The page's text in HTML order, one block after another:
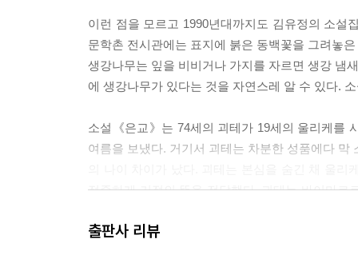
이런 점을 모르고 1990년대까지도 김유정의 소설
문학촌 전시관에는 표지에 붉은 동백꽃을 그려놓
생강나무는 잎을 비비거나 가지를 자르면 생강 냄
에 생강나무가 있다는 것을 자연스레 알 수 있다.
소설《은교》는 74세의 괴테가 19세의 울리케를
여름을 보냈다. 거기서 괴테는 차분한 성품에다
정중하게 거절의 뜻을 전달했다. 괴테는 바이마
출판사 리뷰